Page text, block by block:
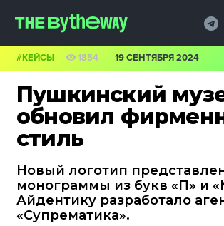
Пушкинский
обновил
стиль
Новый логотип
монограммы из букв «П» и
Айдентику разработало
«Супрематика».
#КЕЙСЫ 1854 19 СЕНТЯБРЯ 2024
НОВОСТИ
PRO.ОБЗОР
ФИЛОСОФИЯ
КРЕАТИВА